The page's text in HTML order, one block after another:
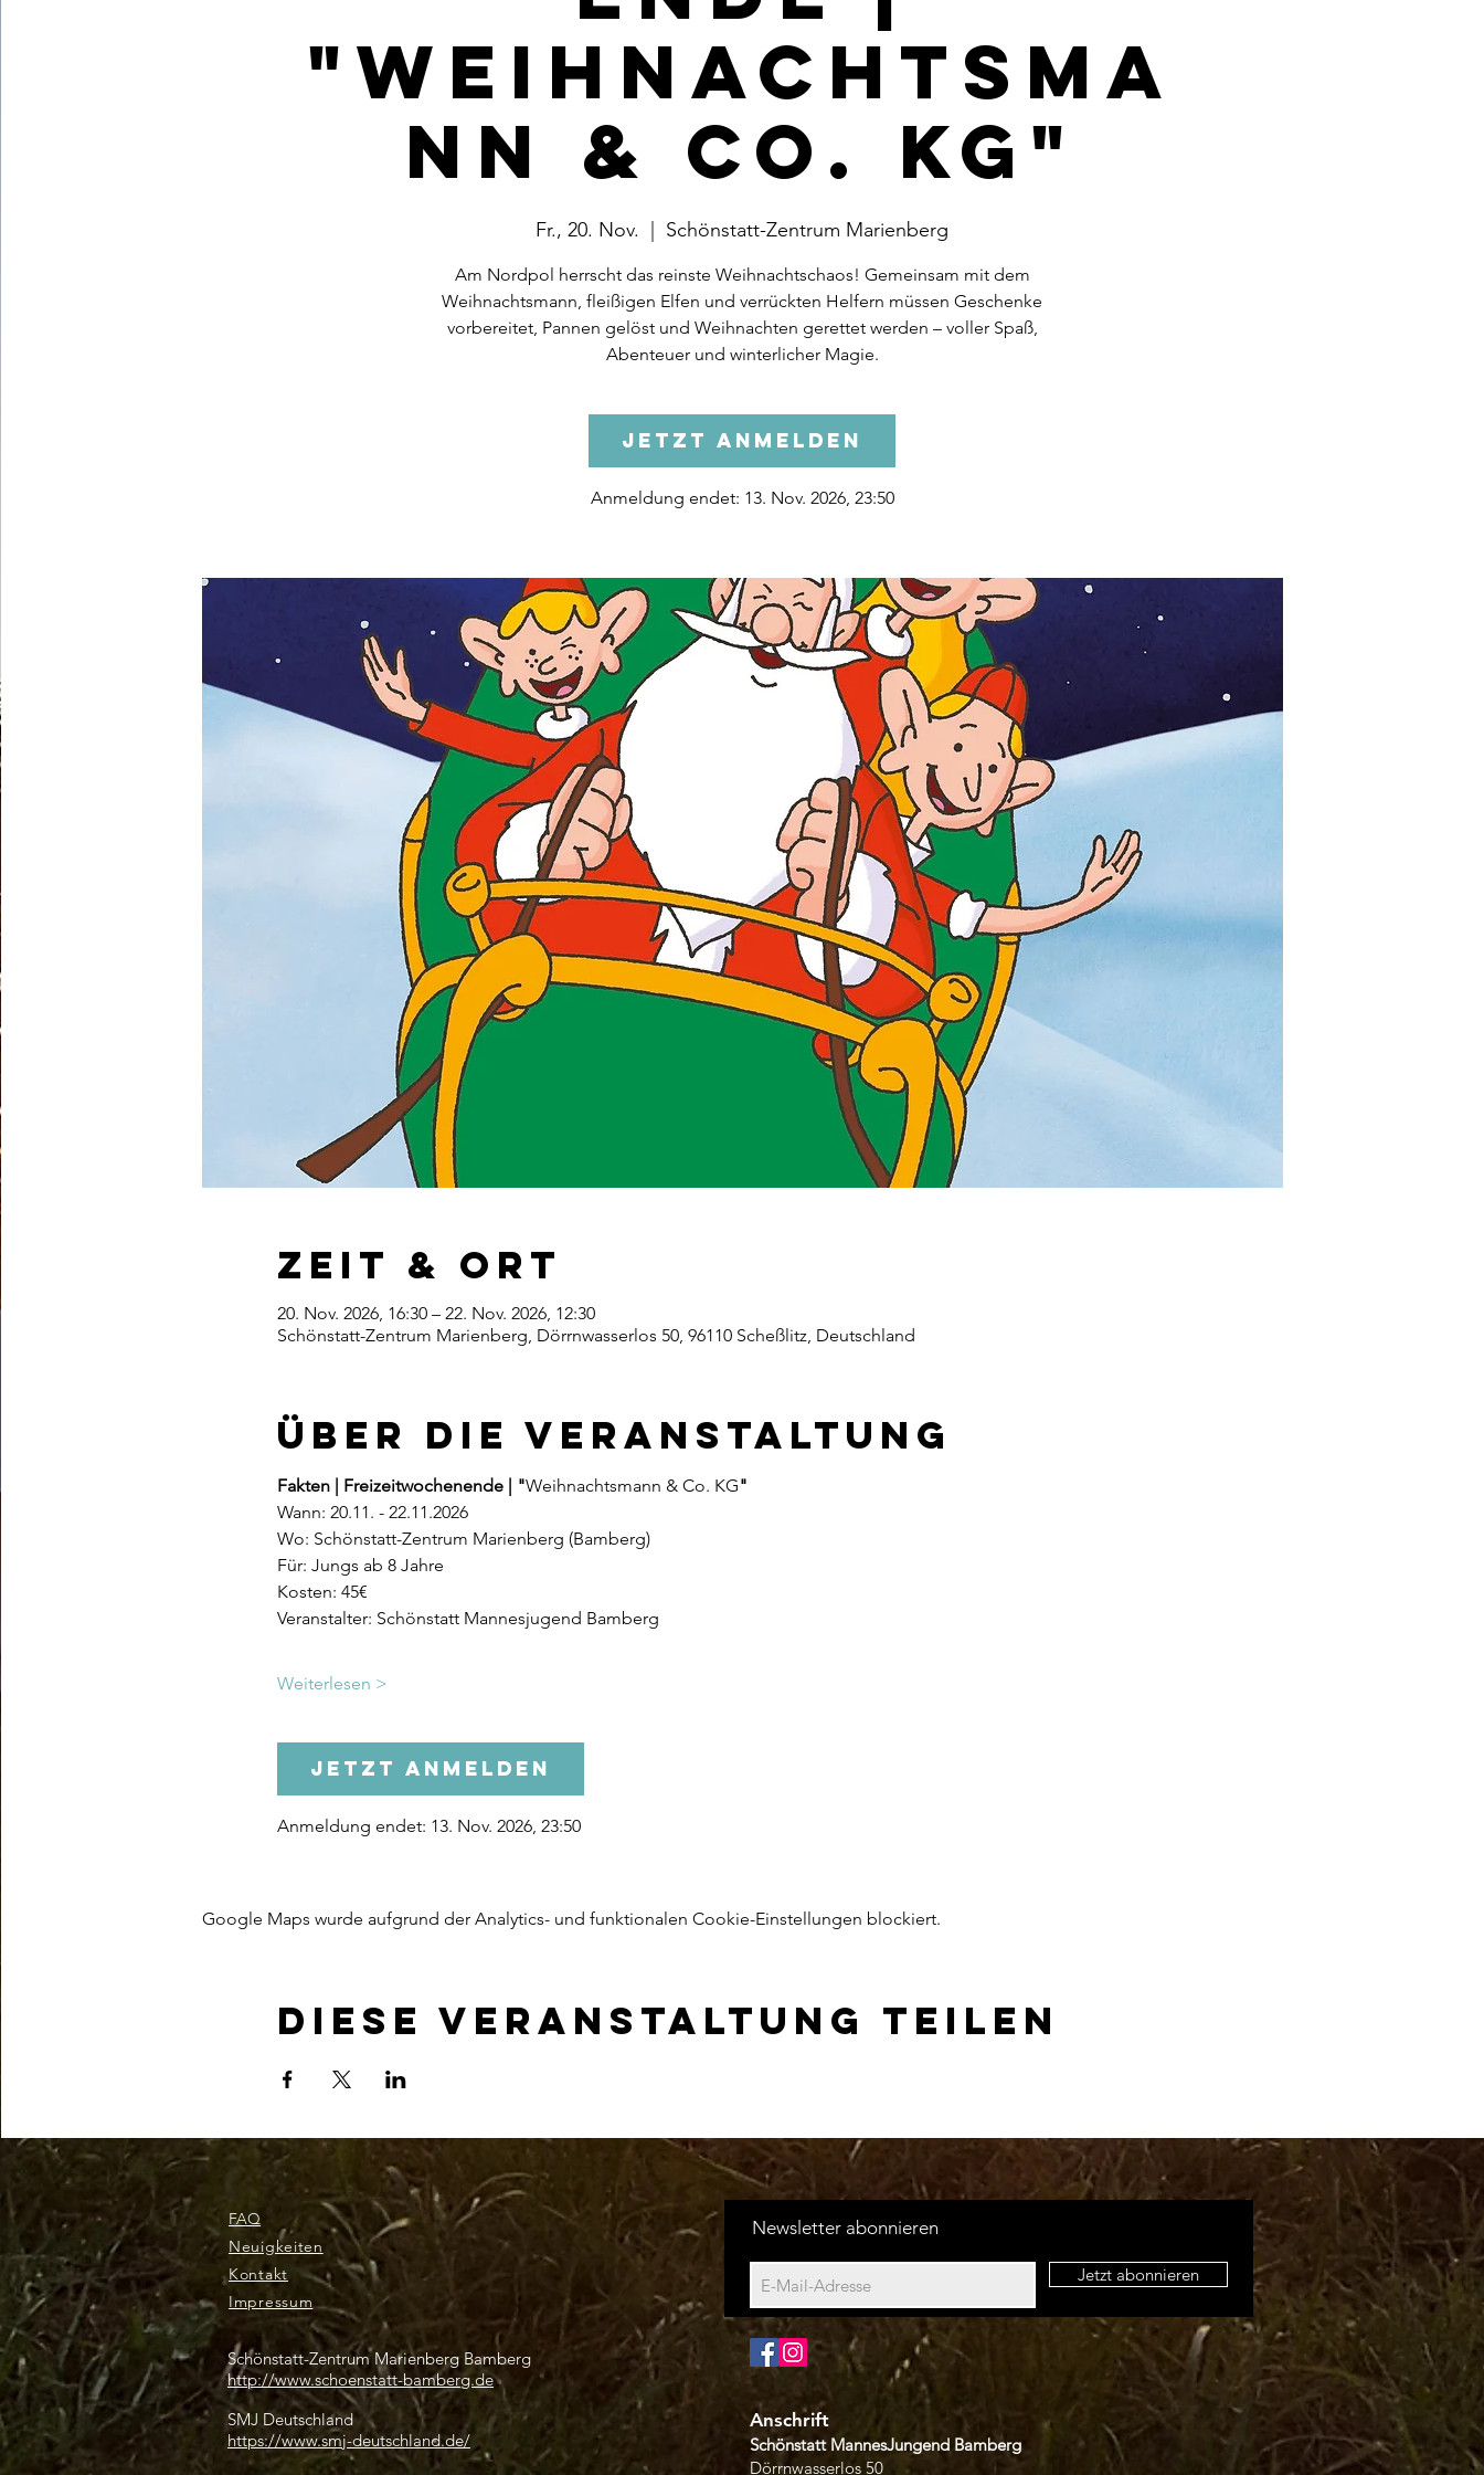
"Weihnachtsma
nn & Co. KG"
Fr., 20. Nov. Schönstatt-Zentrum Marienberg
Am Nordpol herrscht das reinste Weihnachtschaos! Gemeinsam mit dem
Weihnachtsmann, fleißigen Elfen und verrückten Helfern müssen Geschenke
vorbereitet, Pannen gelöst und Weihnachten gerettet werden – voller Spaß,
Abenteuer und winterlicher Magie.
Jetzt anmelden
Anmeldung endet: 13. Nov. 2026, 23:50
Zeit & Ort
20. Nov. 2026, 16:30 – 22. Nov. 2026, 12:30
Schönstatt-Zentrum Marienberg, Dörrnwasserlos 50, 96110 Scheßlitz, Deutschland
Über die Veranstaltung
Fakten | Freizeitwochenende | "Weihnachtsmann & Co. KG"
Wann: 20.11. - 22.11.2026
Wo: Schönstatt-Zentrum Marienberg (Bamberg)
Für: Jungs ab 8 Jahre
Kosten: 45€
Veranstalter: Schönstatt Mannesjugend Bamberg
Weiterlesen >
Jetzt anmelden
Anmeldung endet: 13. Nov. 2026, 23:50
Google Maps wurde aufgrund der Analytics- und funktionalen Cookie-Einstellungen blockiert.
Diese Veranstaltung teilen
FAQ
Neuigkeiten
Kontakt
Impressum
Schönstatt-Zentrum Marienberg Bamberg
http://www.schoenstatt-bamberg.de
SMJ Deutschland
https://www.smj-deutschland.de/
Newsletter abonnieren
Jetzt abonnieren
Anschrift
Schönstatt MannesJungend Bamberg
Dörrnwasserlos 50